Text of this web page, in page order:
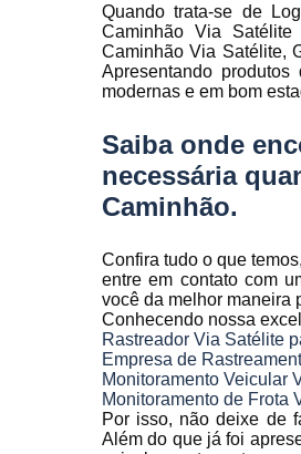
Quando trata-se de
Caminhão Via
Caminhão Via Satélite,
Apresentando
modernas e em bom
Saiba onde
necessária
Caminhão.
Confira tudo o que
entre em contato com
você da melhor maneira
Conhecendo nossa
Rastreador Via Satélite
Empresa de
Monitoramento Veicular
Monitoramento de Frota
Por isso, não deixe de
Além do que já foi